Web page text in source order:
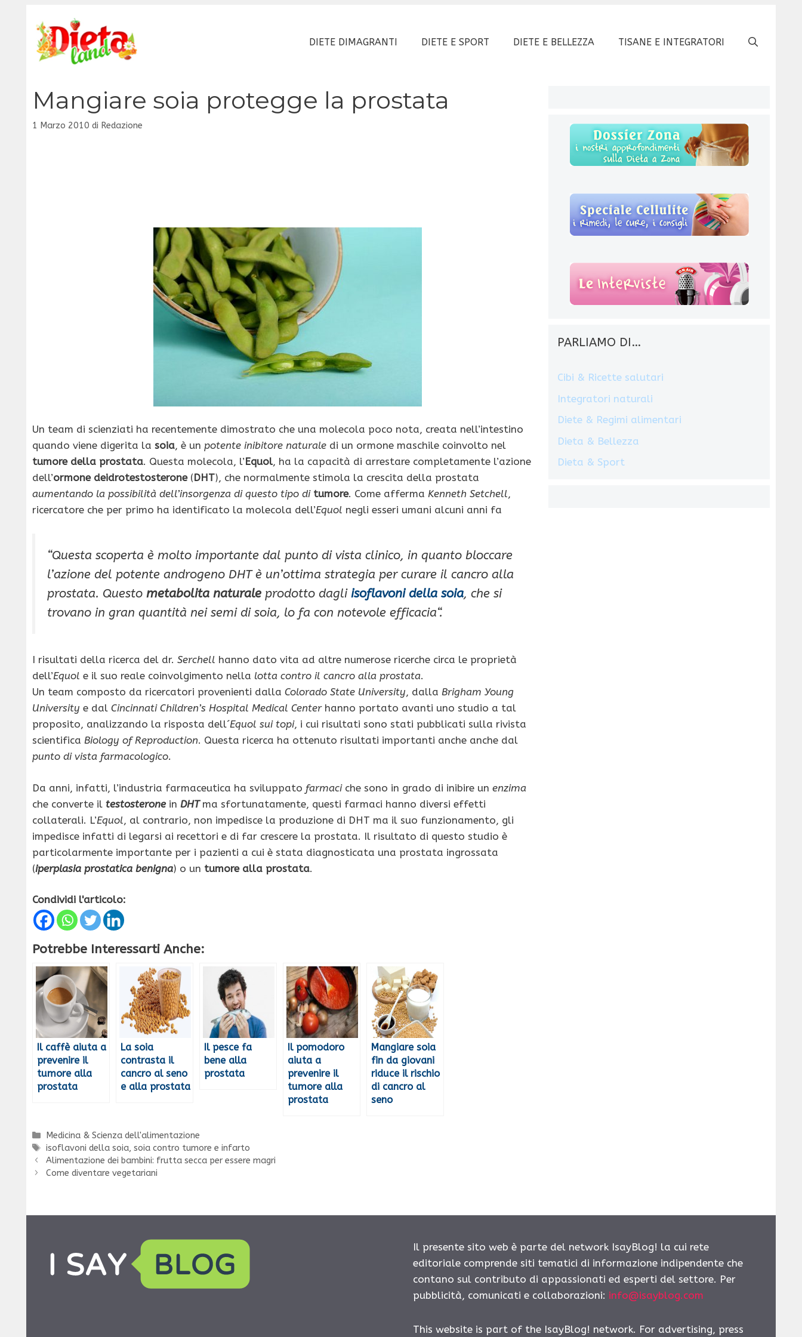
contenuto
DIETE DIMAGRANTI DIETE E SPORT DIETE E BELLEZZA TISANE E INTEGRATORI
Mangiare soia protegge la prostata
1 Marzo 2010 di Redazione
Un team di scienziati ha recentemente dimostrato che una molecola poco nota, creata nell’intestino
quando viene digerita la soia, è un potente inibitore naturale di un ormone maschile coinvolto nel
tumore della prostata. Questa molecola, l’Equol, ha la capacità di arrestare completamente l’azione
dell’ormone deidrotestosterone(DHT), che normalmente stimola la crescita della prostata
aumentando la possibilità dell’insorgenza di questo tipo di tumore. Come afferma Kenneth Setchell,
ricercatore che per primo ha identificato la molecola dell’Equol negli esseri umani alcuni anni fa
“Questa scoperta è molto importante dal punto di vista clinico, in quanto bloccare
l’azione del potente androgeno DHT è un’ottima strategia per curare il cancro alla
prostata. Questo metabolita naturale prodotto dagli isoflavoni della soia, che si
trovano in gran quantità neisemi di soia, lo fa con notevole efficacia“.
I risultati della ricerca del dr. Serchell hanno dato vita ad altre numerose ricerche circa le proprietà
dell’Equol e il suo reale coinvolgimento nella lotta contro il cancro alla prostata.
Un team composto da ricercatori provenienti dalla Colorado State University, dalla Brigham Young
University e dal Cincinnati Children’s Hospital Medical Centerhanno portato avanti uno studio a tal
proposito, analizzando la risposta dell´Equol sui topi, i cui risultati sono stati pubblicati sulla rivista
scientifica Biology of Reproduction. Questa ricerca ha ottenuto risultati importanti anche anche dal
punto di vista farmacologico.
Da anni, infatti, l’industria farmaceutica ha sviluppato farmaciche sono in grado di inibire un enzima
che converte il testosterone in DHT ma sfortunatamente, questi farmaci hanno diversi effetti
collaterali. L’Equol, al contrario, non impedisce la produzione di DHT ma il suo funzionamento, gli
impedisce infatti di legarsi ai recettori e di far crescere la prostata. Il risultato di questo studio è
particolarmente importante per i pazienti a cui è stata diagnosticata una prostata ingrossata
(iperplasia prostatica benigna) o un tumore alla prostata.
Condividi l'articolo:
Potrebbe Interessarti Anche:
Il caffè aiuta a
prevenire il
tumore alla
prostata
La soia
contrasta il
cancro al seno
e alla prostata
Il pesce fa
bene alla
prostata
Il pomodoro
aiuta a
prevenire il
tumore alla
prostata
Mangiare soia
fin da giovani
riduce il rischio
di cancro al
seno
Categorie
Medicina & Scienza dell'alimentazione
Tag
isoflavoni della soia,soia contro tumore e infarto
Alimentazione dei bambini: frutta secca per essere magri
Come diventare vegetariani
PARLIAMO DI…
Cibi & Ricette salutari
Integratori naturali
Diete & Regimi alimentari
Dieta & Bellezza
Dieta & Sport
Il presente sito web è parte del network IsayBlog! la cui rete
editoriale comprende siti tematici di informazione indipendente che
contano sul contributo di appassionati ed esperti del settore. Per
pubblicità, comunicati e collaborazioni: info@isayblog.com
This website is part of the IsayBlog! network. For advertising, press